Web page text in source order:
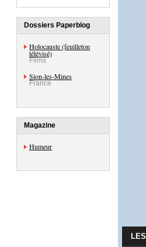
Dossiers Paperblog
Holocauste (feuilleton
télévisé)
Films
Sion-les-Mines
France
Magazine
Humeur